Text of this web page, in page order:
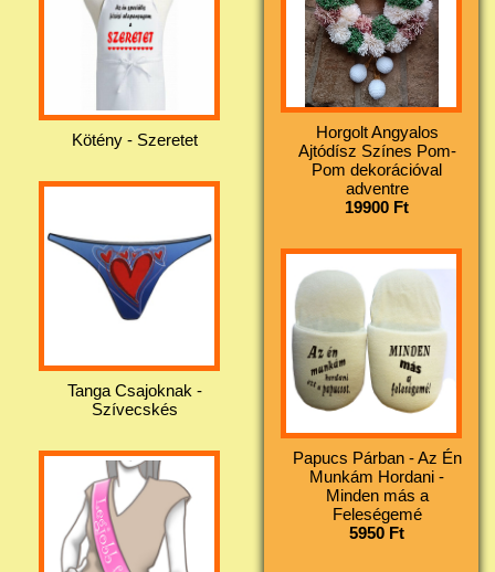
Kötény - Szeretet
Tanga Csajoknak -
Szívecskés
Horgolt Angyalos
Ajtódísz Színes Pom-
Pom dekorációval
adventre
19900 Ft
Papucs Párban - Az Én
Munkám Hordani -
Minden más a
Feleségemé
5950 Ft